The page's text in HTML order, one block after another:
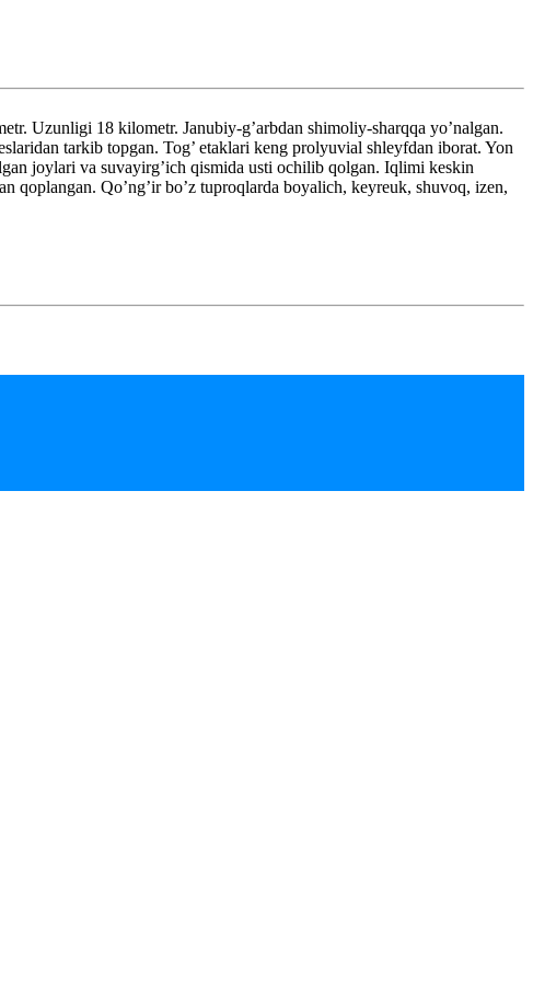
Uzunligi 18 kilometr. Janubiy-g’arbdan shimoliy-sharqqa yo’nalgan.
tarkib topgan. Tog’ etaklari keng prolyuvial shleyfdan iborat. Yon
joylari va suvayirg’ich qismida usti ochilib qolgan. Iqlimi keskin
Qo’ng’ir bo’z tuproqlarda boyalich, keyreuk, shuvoq, izen,